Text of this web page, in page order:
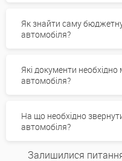
Як знайти саму
автомобіля?
Які документи
автомобіля?
На що необхідно
автомобіля?
Залишилися